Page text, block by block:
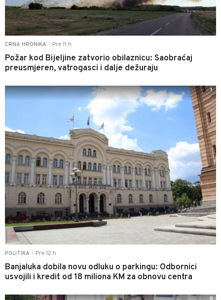
CRNA HRONIKA Pre 11 h
Požar kod Bijeljine zatvorio obilaznicu: Saobraćaj
preusmjeren, vatrogasci i dalje dežuraju
POLITIKA Pre 12 h
Banjaluka dobila novu odluku o parkingu: Odbornici
usvojili i kredit od 18 miliona KM za obnovu centra
1
0